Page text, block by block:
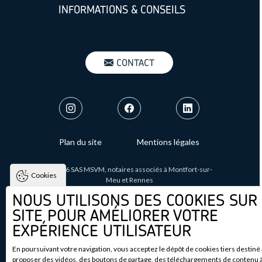
INFORMATIONS & CONSEILS
MENU : BOUTON CONTACT
CONTACT
MENU : SOCIAL NETWORKS
Plan du site Mentions légales
2026SAS MSVM, notaires associés à Montfort-sur-
Meu et Rennes
Tous droits réservés.
Conçu par
Cookies
NOUS UTILISONS DES COOKIES SUR
SITE POUR AMÉLIORER VOTRE
EXPÉRIENCE UTILISATEUR
En poursuivant votre navigation, vous acceptez le dépôt de cookies tiers destiné
proposer des vidéos, des boutons de partage, des téléchargements de contenu